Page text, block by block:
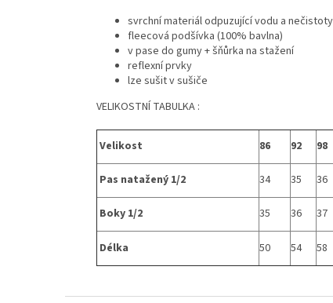
svrchní materiál odpuzující vodu a nečistoty
fleecová podšívka (100% bavlna)
v pase do gumy + šňůrka na stažení
reflexní prvky
lze sušit v sušiče
VELIKOSTNÍ TABULKA :
Velikost 86 92 98
Pas natažený 1/2 34 35 36
Boky 1/2 35 36 37
Délka 50 54 58